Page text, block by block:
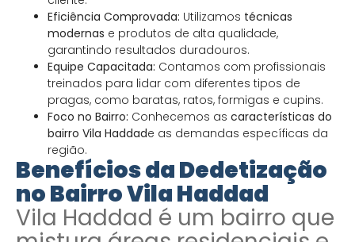
Eficiência Comprovada: Utilizamos técnicas
modernas e produtos de alta qualidade,
garantindo resultados duradouros.
Equipe Capacitada: Contamos com profissionais
treinados para lidar com diferentes tipos de
pragas, como baratas, ratos, formigas e cupins.
Foco no Bairro: Conhecemos as características do
bairro Vila Haddade as demandas específicas da
região.
Benefícios da Dedetização
no Bairro Vila Haddad
Vila Haddad é um bairro que